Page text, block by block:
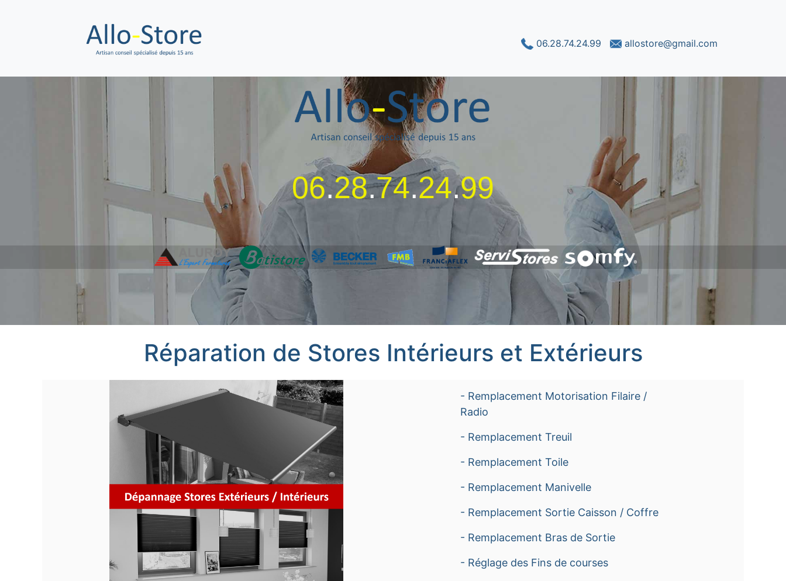
06.28.74.24.99 allostore@gmail.com
06.28.74.24.99
Réparation de Stores Intérieurs et Extérieurs
- Remplacement Motorisation Filaire /
Radio
- Remplacement Treuil
- Remplacement Toile
- Remplacement Manivelle
- Remplacement Sortie Caisson / Coffre
- Remplacement Bras de Sortie
- Réglage des Fins de courses